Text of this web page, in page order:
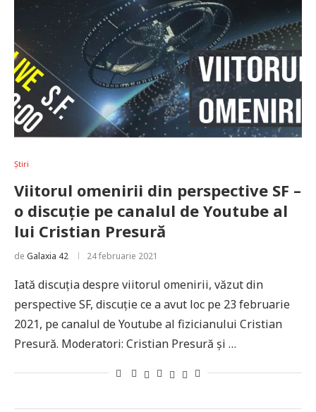
Știri
Viitorul omenirii din perspective SF –
o discuție pe canalul de Youtube al
lui Cristian Presură
de Galaxia 42 24 februarie 2021
Iată discuția despre viitorul omenirii, văzut din
perspective SF, discuție ce a avut loc pe 23 februarie
2021, pe canalul de Youtube al fizicianului Cristian
Presură. Moderatori: Cristian Presură și …